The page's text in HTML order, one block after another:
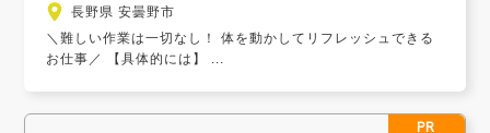
長野県 安曇野市
＼難しい作業は一切なし！ 体を動かしてリフレッシュできる
お仕事／ 【具体的には】 ...
PR